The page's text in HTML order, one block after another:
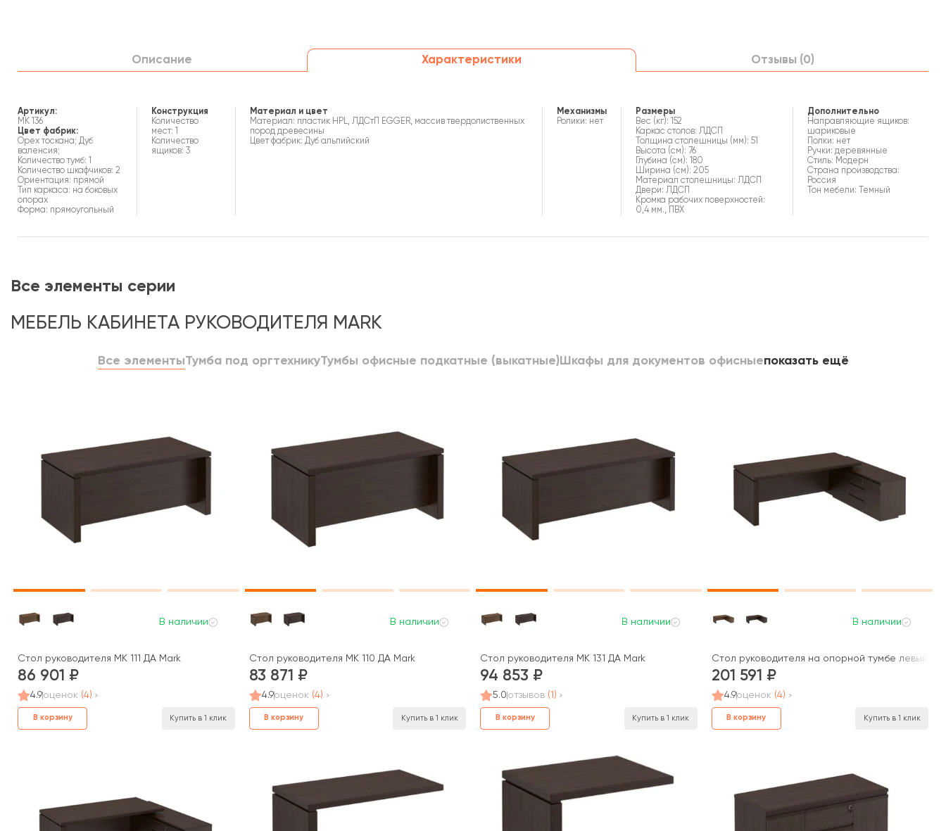
Описание Характеристики Отзывы (0)
Артикул:
МК 136
Цвет фабрик:
Орех тоскана; Дуб
валенсия;
Количество тумб: 1
Количество шкафчиков: 2
Ориентация: прямой
Тип каркаса: на боковых
опорах
Форма: прямоугольный
Конструкция
Количество
мест: 1
Количество
ящиков: 3
Материал и цвет
Материал: пластик HPL, ЛДСтП EGGER, массив твердолиственных
пород древесины
Цвет фабрик: Дуб альпийский
Механизмы
Ролики: нет
Размеры
Вес (кг): 152
Каркас столов: ЛДСП
Толщина столешницы (мм): 51
Высота (см): 76
Глубина (см): 180
Ширина (см): 205
Материал столешницы: ЛДСП
Двери: ЛДСП
Кромка рабочих поверхностей:
0,4 мм., ПВХ
Дополнительно
Направляющие ящиков:
шариковые
Полки: нет
Ручки: деревянные
Стиль: Модерн
Страна производства:
Россия
Тон мебели: Темный
Все элементы серии
МЕБЕЛЬ КАБИНЕТА РУКОВОДИТЕЛЯ MARK
Все элементыТумба под оргтехникуТумбы офисные подкатные (выкатные)Шкафы для документов офисныепоказать ещё
В наличии
Стол руководителя МК 111 ДА Mark
86 901
4.9оценок (4)
В корзину Купить в 1 клик
В наличии
Стол руководителя МК 110 ДА Mark
83 871
4.9оценок (4)
В корзину Купить в 1 клик
В наличии
Стол руководителя МК 131 ДА Mark
94 853
5.0отзывов (1)
В корзину Купить в 1 клик
В наличии
Стол руководителя на опорной тумбе левый
201 591
4.9оценок (4)
В корзину Купить в 1 клик